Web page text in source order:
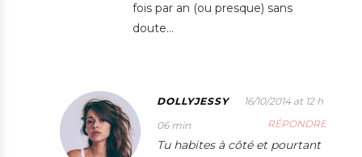
fois par an (ou presque) sans
doute…
DOLLYJESSY
16/10/2014 at 12 h
06 min
RÉPONDRE
Tu habites à côté et pourtant